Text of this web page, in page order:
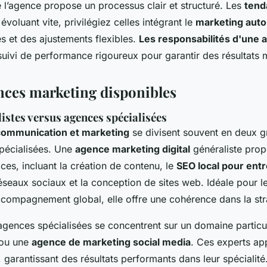
propose un processus clair et structuré. Les
vite, privilégiez celles intégrant le marketing
et des ajustements flexibles. Les responsabilités d'une
de performance rigoureux pour garantir des résultats
marketing disponibles
versus agences spécialisées
et marketing se divisent souvent en deux
Une agence marketing digital généraliste
incluant la création de contenu, le SEO local pour
sociaux et la conception de sites web. Idéale pour
global, elle offre une cohérence dans la
spécialisées se concentrent sur un domaine
une agence de marketing social media. Ces experts
des résultats performants dans leur